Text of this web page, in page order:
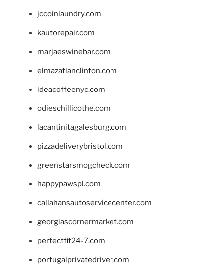
jccoinlaundry.com
kautorepair.com
marjaeswinebar.com
elmazatlanclinton.com
ideacoffeenyc.com
odieschillicothe.com
lacantinitagalesburg.com
pizzadeliverybristol.com
greenstarsmogcheck.com
happypawspl.com
callahansautoservicecenter.com
georgiascornermarket.com
perfectfit24-7.com
portugalprivatedriver.com